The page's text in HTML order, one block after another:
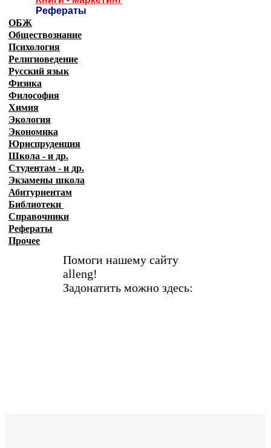
Рефераты
ОБЖ
Обществознание
Психология
Религиоведение
Русский язык
Физика
Философия
Химия
Экология
Экономика
Юриспруденция
Школа - и др.
Студентам - и др.
Экзамены школа
Абитуриентам
Библиотеки
Справочники
Рефераты
Прочее
Помоги нашему сайту
alleng!
Задонатить можно здесь: